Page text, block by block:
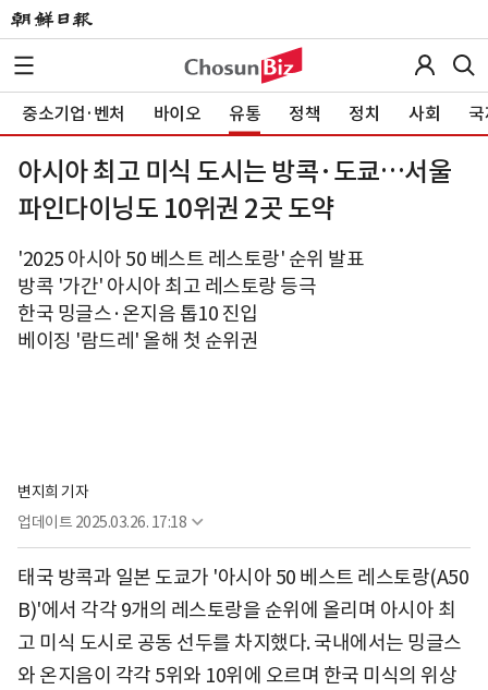
중소기업·벤처 바이오 유통 정책 정치 사회
아시아 최고 미식 도시는 방콕·도쿄…서울
파인다이닝도 10위권 2곳 도약
'2025 아시아 50 베스트 레스토랑' 순위 발표
방콕 '가간' 아시아 최고 레스토랑 등극
한국 밍글스·온지음 톱10 진입
베이징 '람드레' 올해 첫 순위권
변지희 기자
업데이트 2025.03.26. 17:18
태국 방콕과 일본 도쿄가 '아시아 50 베스트 레스토랑(A50
B)'에서 각각 9개의 레스토랑을 순위에 올리며 아시아 최
고 미식 도시로 공동 선두를 차지했다. 국내에서는 밍글스
와 온지음이 각각 5위와 10위에 오르며 한국 미식의 위상